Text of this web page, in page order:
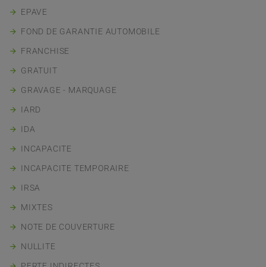
EPAVE
FOND DE GARANTIE AUTOMOBILE
FRANCHISE
GRATUIT
GRAVAGE - MARQUAGE
IARD
IDA
INCAPACITE
INCAPACITE TEMPORAIRE
IRSA
MIXTES
NOTE DE COUVERTURE
NULLITE